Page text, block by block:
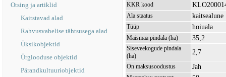
Otsing ja artiklid
Kaitstavad alad
Rahvusvahelise tähtsusega alad
Üksikobjektid
Ürglooduse objektid
Pärandkultuuriobjektid
KKR kood
Ala staatus kaitsealune
Tüüp hoiuala
Maismaa pindala (ha) 35,2
Siseveekogude pindala
(ha)
2,7
On maksusoodustus Jah